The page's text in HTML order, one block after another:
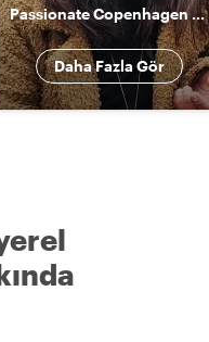
Passionate Copenhagen Guide – Discover Food, Art & Nature with a Local
Daha Fazla Gör